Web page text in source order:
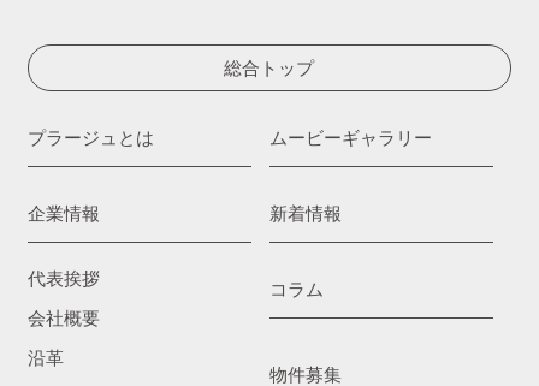
総合トップ
プラージュとは
企業情報
代表挨拶
会社概要
沿革
ムービーギャラリー
新着情報
コラム
物件募集